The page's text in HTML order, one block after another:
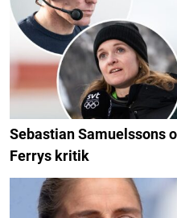
Sebastian Samuelssons
Ferrys kritik